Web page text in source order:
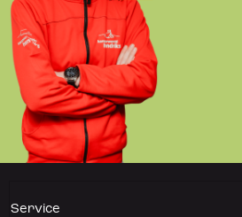
Service